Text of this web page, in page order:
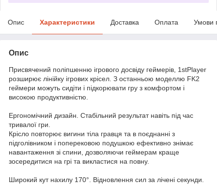
Опис Характеристики Доставка Оплата Умови
Опис
Присвячений поліпшенню ігрового досвіду геймерів, 1stPlayer
розширює лінійку ігрових крісел. З останньою моделлю FK2
геймери можуть сидіти і підкорювати гру з комфортом і
високою продуктивністю.
Ергономічний дизайн. Стабільний результат навіть під час
тривалої гри.
Крісло повторює вигини тіла гравця та в поєднанні з
підголівником і поперековою подушкою ефективно знімає
навантаження зі спини, дозволяючи геймерам краще
зосередитися на грі та викластися на повну.
Широкий кут нахилу 170°. Відновлення сил за лічені секунди.